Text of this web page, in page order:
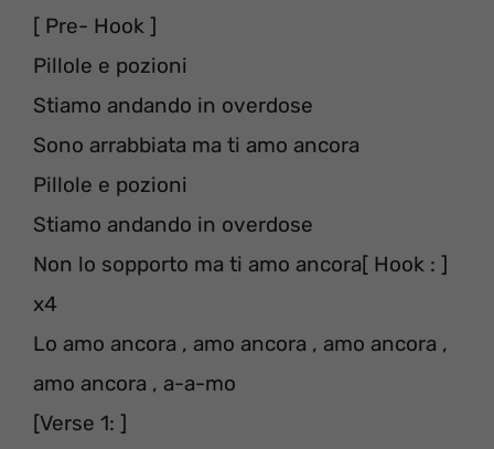
[ Pre- Hook ]
Pillole e pozioni
Stiamo andando in overdose
Sono arrabbiata ma ti amo ancora
Pillole e pozioni
Stiamo andando in overdose
Non lo sopporto ma ti amo ancora[ Hook : ]
x4
Lo amo ancora , amo ancora , amo ancora ,
amo ancora , a-a-mo
[Verse 1: ]